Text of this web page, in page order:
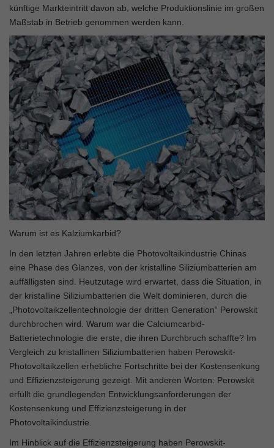
künftige Markteintritt davon ab, welche Produktionslinie im großen
Maßstab in Betrieb genommen werden kann.
Warum ist es Kalziumkarbid?
In den letzten Jahren erlebte die Photovoltaikindustrie Chinas
eine Phase des Glanzes, von der kristalline Siliziumbatterien am
auffälligsten sind. Heutzutage wird erwartet, dass die Situation, in
der kristalline Siliziumbatterien die Welt dominieren, durch die
„Photovoltaikzellentechnologie der dritten Generation“ Perowskit
durchbrochen wird. Warum war die Calciumcarbid-
Batterietechnologie die erste, die ihren Durchbruch schaffte? Im
Vergleich zu kristallinen Siliziumbatterien haben Perowskit-
Photovoltaikzellen erhebliche Fortschritte bei der Kostensenkung
und Effizienzsteigerung gezeigt. Mit anderen Worten: Perowskit
erfüllt die grundlegenden Entwicklungsanforderungen der
Kostensenkung und Effizienzsteigerung in der
Photovoltaikindustrie.
Im Hinblick auf die Effizienzsteigerung haben Perowskit-